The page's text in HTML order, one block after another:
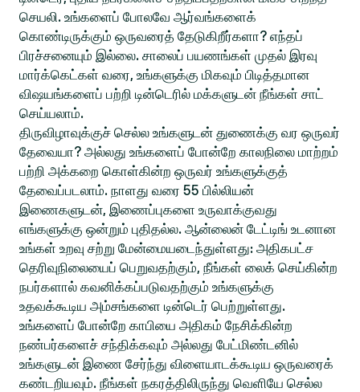
செயலி. உங்களைப் போலவே ஆர்வங்களைக்
கொண்டிருக்கும் ஒருவரைத் தேடுகிறீர்களா? எந்தப்
பிரச்சனையும் இல்லை. சாலைப் பயணங்கள் முதல் இரவு
மார்க்கெட்கள் வரை, உங்களுக்கு மிகவும் பிடித்தமான
விஷயங்களைப் பற்றி டின்டெரில் மக்களுடன் நீங்கள் சாட்
செய்யலாம்.
திருவிழாவுக்குச் செல்ல உங்களுடன் துணைக்கு வர ஒருவர்
தேவையா? அல்லது உங்களைப் போன்றே காலநிலை மாற்றம்
பற்றி அக்கறை கொள்கின்ற ஒருவர் உங்களுக்குத்
தேவைப்படலாம். நாளது வரை 55 பில்லியன்
இணைகளுடன், இணைப்புகளை உருவாக்குவது
எங்களுக்கு ஒன்றும் புதிதல்ல. ஆன்லைன் டேட்டிங் உடனான
உங்கள் உறவு சற்று மேன்மையடைந்துள்ளது: அதிகபட்ச
தெரிவுநிலையைப் பெறுவதற்கும், நீங்கள் லைக் செய்கின்ற
நபர்களால் கவனிக்கப்படுவதற்கும் உங்களுக்கு
உதவக்கூடிய அம்சங்களை டின்டெர் பெற்றுள்ளது.
உங்களைப் போன்றே காபியை அதிகம் நேசிக்கின்ற
நண்பர்களைச் சந்திக்கவும் அல்லது பேட்மிண்டனில்
உங்களுடன் இணை சேர்ந்து விளையாடக்கூடிய ஒருவரைக்
கண்டறியவும். நீங்கள் நகரத்திலிருந்து வெளியே செல்ல